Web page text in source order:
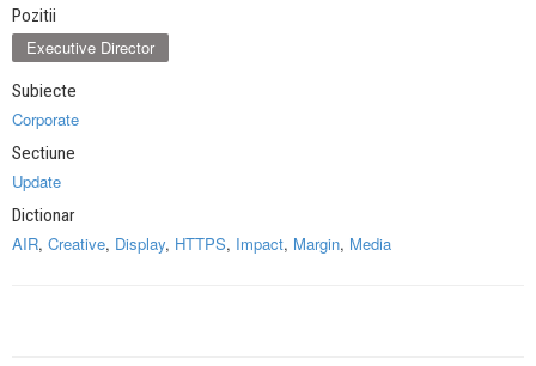
Pozitii
Executive Director
Subiecte
Corporate
Sectiune
Update
Dictionar
AIR, Creative, Display, HTTPS, Impact, Margin, Media